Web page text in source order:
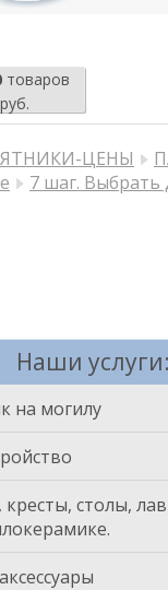
товаров
руб.
ЦЕНЫ
7 шаг.
Наши услуги:
на могилу
кресты, столы,